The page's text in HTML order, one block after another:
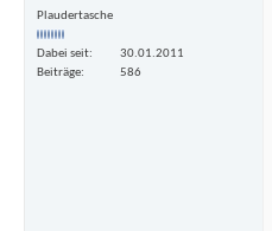
Plaudertasche
Dabei seit
30.01.2011
Beiträge
586